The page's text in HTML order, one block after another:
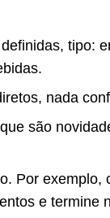
tipo:
nada
são
Por exemplo,
e termine